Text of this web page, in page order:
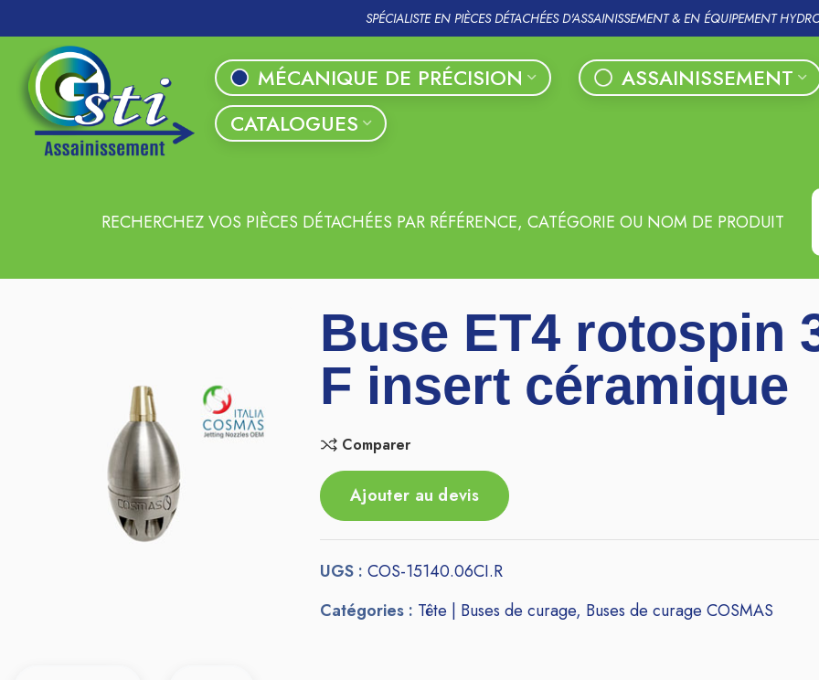
SPÉCIALISTE EN PIÈCES DÉTACHÉES D'ASSAINISSEMENT & EN ÉQUIPEMENT
MÉCANIQUE DE PRÉCISION
ASSAINISSEMENT
CATALOGUES
RECHERCHEZ VOS PIÈCES DÉTACHÉES PAR RÉFÉRENCE, CATÉGORIE OU NOM DE PRODUIT
Buse ET4 rotospin
F insert céramique
Comparer
Ajouter au devis
UGS :COS-15140.06CI.R
Catégories : Tête | Buses de curage, Buses de curage COSMAS